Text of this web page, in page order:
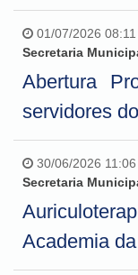
01/07/2026 08:11
Secretaria
Abertura
servidores
30/06/2026 11:06
Secretaria
Academia